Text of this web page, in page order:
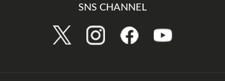
SNS CHANNEL